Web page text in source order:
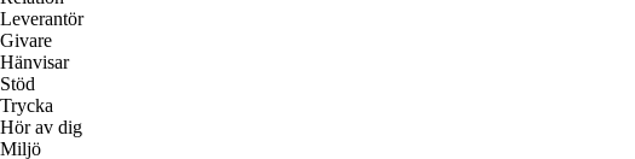
Leverantör
Givare
Hänvisar
Stöd
Trycka
Hör av dig
Miljö